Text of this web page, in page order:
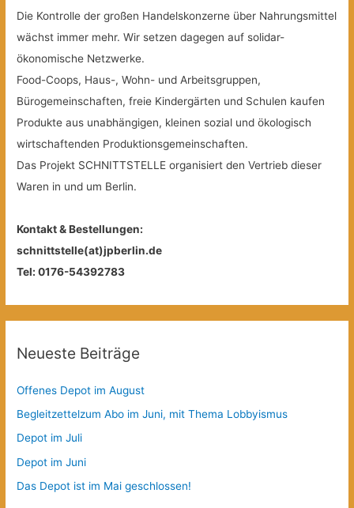
Die Kontrolle der großen Handelskonzerne über Nahrungsmittel
wächst immer mehr. Wir setzen dagegen auf solidar-
ökonomische Netzwerke.
Food-Coops, Haus-, Wohn- und Arbeitsgruppen,
Bürogemeinschaften, freie Kindergärten und Schulen kaufen
Produkte aus unabhängigen, kleinen sozial und ökologisch
wirtschaftenden Produktionsgemeinschaften.
Das Projekt SCHNITTSTELLE organisiert den Vertrieb dieser
Waren in und um Berlin.
Kontakt & Bestellungen:
schnittstelle(at)jpberlin.de
Tel: 0176-54392783
Neueste Beiträge
Offenes Depot im August
Begleitzettelzum Abo im Juni, mit Thema Lobbyismus
Depot im Juli
Depot im Juni
Das Depot ist im Mai geschlossen!